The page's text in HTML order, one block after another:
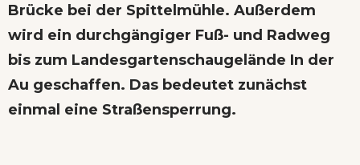
Brücke bei der Spittelmühle. Außerdem
wird ein durchgängiger Fuß- und Radweg
bis zum Landesgartenschaugelände In der
Au geschaffen. Das bedeutet zunächst
einmal eine Straßensperrung.